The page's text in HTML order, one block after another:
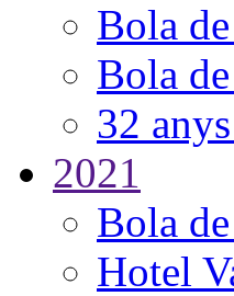
Bola
Bola
32
2021
Bola
Hotel